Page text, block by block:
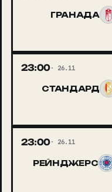
ГРАНАДА
23:00 26.11
СТАНДАРД
23:00 26.11
РЕЙНДЖЕРС